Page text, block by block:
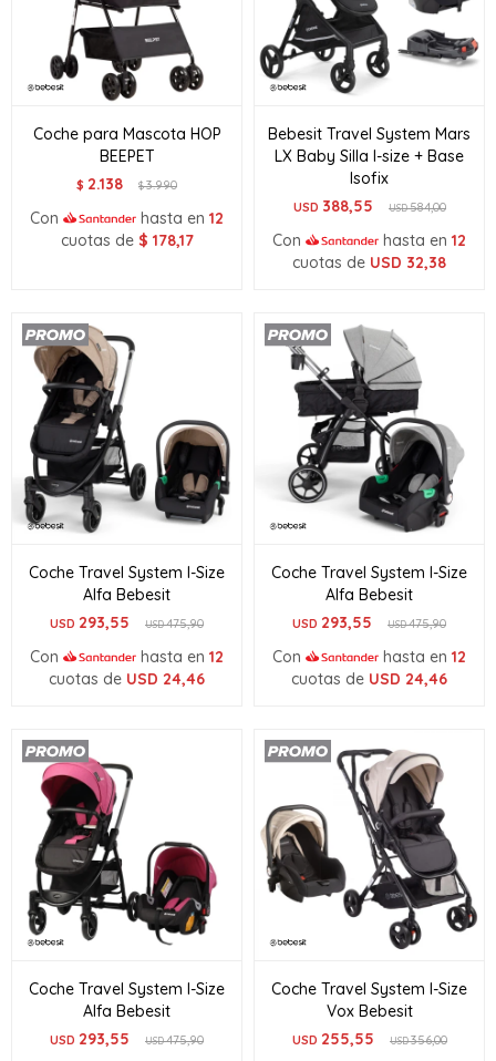
Coche para Mascota HOP
BEEPET
$ 2.138 $3.990
Con hasta en 12
cuotas de $ 178,17
Bebesit Travel System Mars
LX Baby Silla I-size + Base
Isofix
USD 388,55 USD584,00
Con hasta en 12
cuotas de USD 32,38
Coche Travel System I-Size
Alfa Bebesit
USD 293,55 USD475,90
Con hasta en 12
cuotas de USD 24,46
Coche Travel System I-Size
Alfa Bebesit
USD 293,55 USD475,90
Con hasta en 12
cuotas de USD 24,46
Coche Travel System I-Size
Alfa Bebesit
USD 293,55 USD475,90
Coche Travel System I-Size
Vox Bebesit
USD 255,55 USD356,00